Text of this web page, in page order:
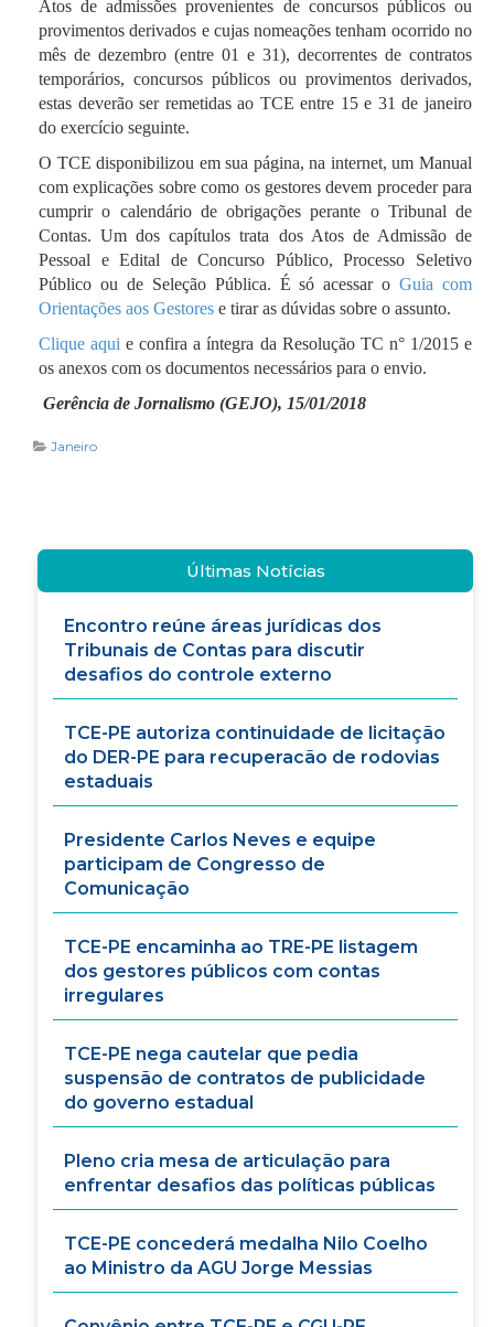
Atos de admissões provenientes de concursos públicos ou
provimentos derivados e cujas nomeações tenham ocorrido no
mês de dezembro (entre 01 e 31), decorrentes de contratos
temporários, concursos públicos ou provimentos derivados,
estas deverão ser remetidas ao TCE entre 15 e 31 de janeiro
do exercício seguinte.
O TCE disponibilizou em sua página, na internet, um Manual
com explicações sobre como os gestores devem proceder para
cumprir o calendário de obrigações perante o Tribunal de
Contas. Um dos capítulos trata dos Atos de Admissão de
Pessoal e Edital de Concurso Público, Processo Seletivo
Público ou de Seleção Pública. É só acessar oGuia com
Orientações aos Gestores e tirar as dúvidas sobre o assunto.
Clique aqui e confira a íntegra da Resolução TC n° 1/2015 e
os anexos com os documentos necessários para o envio.
Gerência de Jornalismo (GEJO), 15/01/2018
Janeiro
Últimas Notícias
Encontro reúne áreas jurídicas dos
Tribunais de Contas para discutir
desafios do controle externo
TCE-PE autoriza continuidade de licitação
do DER-PE para recuperacão de rodovias
estaduais
Presidente Carlos Neves e equipe
participam de Congresso de
Comunicação
TCE-PE encaminha ao TRE-PE listagem
dos gestores públicos com contas
irregulares
TCE-PE nega cautelar que pedia
suspensão de contratos de publicidade
do governo estadual
Pleno cria mesa de articulação para
enfrentar desafios das políticas públicas
TCE-PE concederá medalha Nilo Coelho
ao Ministro da AGU Jorge Messias